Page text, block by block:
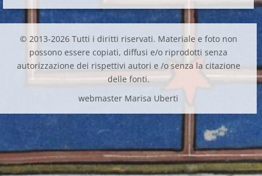
© 2013-2026 Tutti i diritti riservati. Materiale e foto non
possono essere copiati, diffusi e/o riprodotti senza
autorizzazione dei rispettivi autori e /o senza la citazione
delle fonti.
webmaster Marisa Uberti